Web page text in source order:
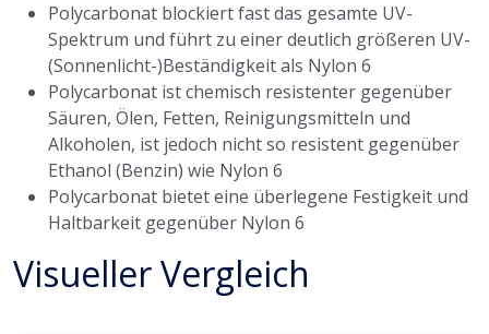
Polycarbonat blockiert fast das gesamte UV-
Spektrum und führt zu einer deutlich größeren UV-
(Sonnenlicht-)Beständigkeit als Nylon 6
Polycarbonat ist chemisch resistenter gegenüber
Säuren, Ölen, Fetten, Reinigungsmitteln und
Alkoholen, ist jedoch nicht so resistent gegenüber
Ethanol (Benzin) wie Nylon 6
Polycarbonat bietet eine überlegene Festigkeit und
Haltbarkeit gegenüber Nylon 6
Visueller Vergleich